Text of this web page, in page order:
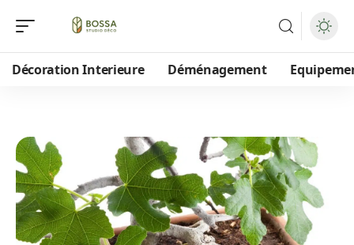
Décoration Interieure Déménagement